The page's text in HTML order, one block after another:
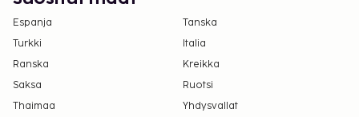
Myöhäinen uloskirjautuminen on saatavilla
lisämaksusta (saatavuuden mukaan)
Yllä oleva luettelo ei ehkä kata kaikkea. Maksut ja
takuumaksut eivät välttämättä sisällä veroja, ja ne
Espanja
Tanska
Turkki
Italia
Ranska
Kreikka
Saksa
Ruotsi
Thaimaa
Yhdysvallat